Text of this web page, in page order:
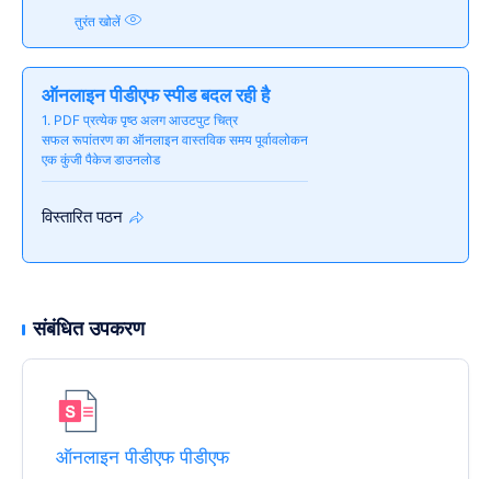
तुरंत खोलें
ऑनलाइन पीडीएफ स्पीड बदल रही है
1. PDF प्रत्येक पृष्ठ अलग आउटपुट चित्र
सफल रूपांतरण का ऑनलाइन वास्तविक समय पूर्वावलोकन
एक कुंजी पैकेज डाउनलोड
विस्तारित पठन
संबंधित उपकरण
ऑनलाइन पीडीएफ पीडीएफ